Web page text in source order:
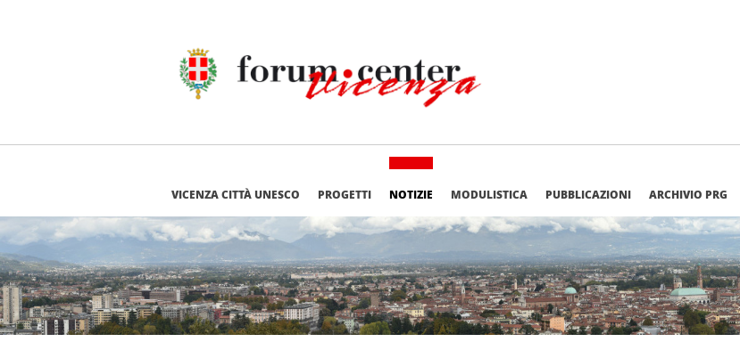
VICENZA CITTÀ UNESCO PROGETTI NOTIZIE MODULISTICA PUBBLICAZIONI ARCHIVIO PRG